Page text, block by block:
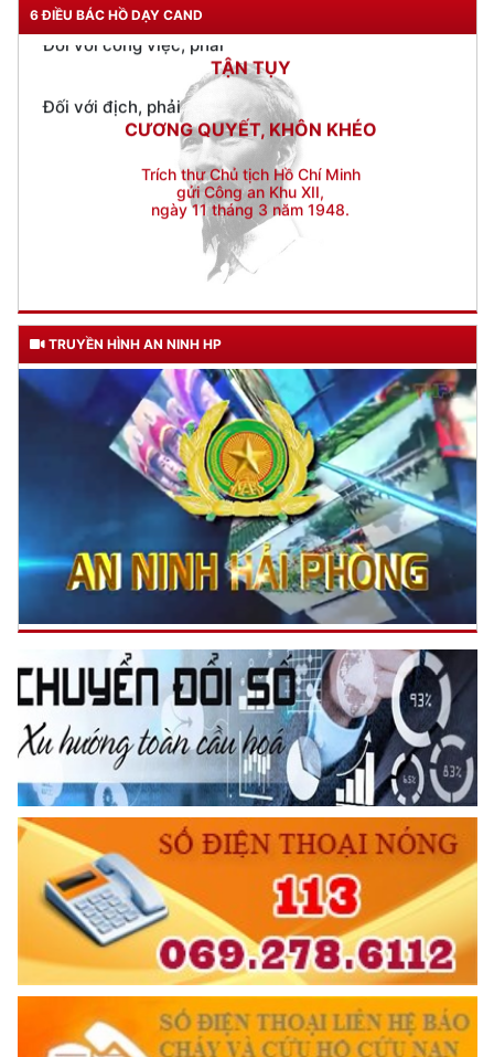
6 ĐIỀU BÁC HỒ DẠY CAND
Đối với địch, phải
CƯƠNG QUYẾT, KHÔN KHÉO
Trích thư Chủ tịch Hồ Chí Minh
gửi Công an Khu XII,
ngày 11 tháng 3 năm 1948.
TRUYỀN HÌNH AN NINH HP